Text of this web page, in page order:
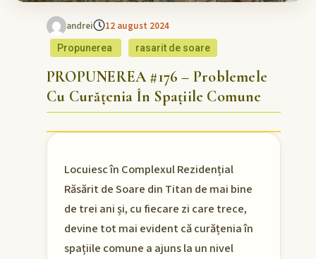
andrei 12 august 2024
Propunerea rasarit de soare
PROPUNEREA #176 – Problemele
Cu Curățenia În Spațiile Comune
Locuiesc în Complexul Rezidențial
Răsărit de Soare din Titan de mai bine
de trei ani și, cu fiecare zi care trece,
devine tot mai evident că curățenia în
spațiile comune a ajuns la un nivel